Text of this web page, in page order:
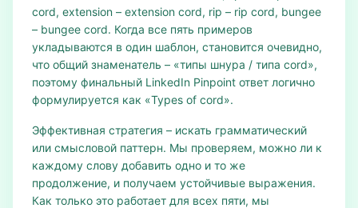
cord, extension – extension cord, rip – rip cord, bungee
– bungee cord. Когда все пять примеров
укладываются в один шаблон, становится очевидно,
что общий знаменатель – «типы шнура / типа cord»,
поэтому финальный LinkedIn Pinpoint ответ логично
формулируется как «Types of cord».
Эффективная стратегия – искать грамматический
или смысловой паттерн. Мы проверяем, можно ли к
каждому слову добавить одно и то же
продолжение, и получаем устойчивые выражения.
Как только это работает для всех пяти, мы